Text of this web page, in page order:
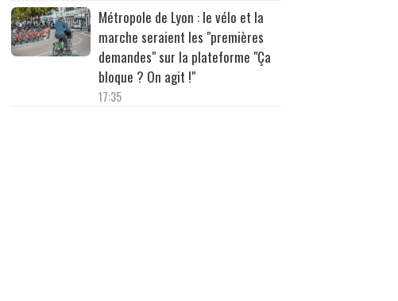
Métropole de Lyon : le vélo et la
marche seraient les "premières
demandes" sur la plateforme "Ça
bloque ? On agit !"
17:35